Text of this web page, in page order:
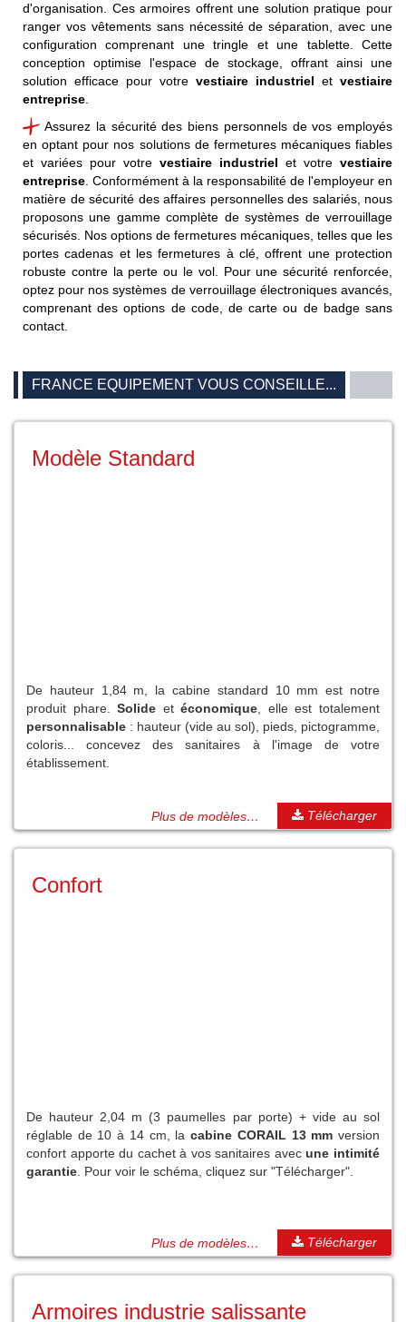
d'organisation. Ces armoires offrent une solution pratique pour
ranger vos vêtements sans nécessité de séparation, avec une
configuration comprenant une tringle et une tablette. Cette
conception optimise l'espace de stockage, offrant ainsi une
solution efficace pour votre vestiaire industriel et vestiaire
entreprise
Assurez la sécurité des biens personnels de vos employés
en optant pour nos solutions de fermetures mécaniques fiables
et variées pour votre vestiaire industriel et votre vestiaire
entreprise . Conformément à la responsabilité de l'employeur en
matière de sécurité des affaires personnelles des salariés, nous
proposons une gamme complète de systèmes de verrouillage
sécurisés. Nos options de fermetures mécaniques, telles que les
portes cadenas et les fermetures à clé, offrent une protection
robuste contre la perte ou le vol. Pour une sécurité renforcée,
optez pour nos systèmes de verrouillage électroniques avancés,
comprenant des options de code, de carte ou de badge sans
contact
FRANCE EQUIPEMENT VOUS CONSEILLE...
Modèle Standard
De hauteur 1,84 m, la cabine standard 10 mm est notre
produit phare.Solide etéconomique , elle est totalement
personnalisable : hauteur (vide au sol), pieds, pictogramme,
coloris... concevez des sanitaires à l'image de votre
établissement.
Plus de modèles… Télécharger
Confort
De hauteur 2,04 m (3 paumelles par porte) + vide au sol
réglable de 10 à 14 cm, lacabine CORAIL 13 mm version
confort apporte du cachet à vos sanitaires avecune intimité
garantie . Pour voir le schéma, cliquez sur "Télécharger".
Plus de modèles… Télécharger
Armoires industrie salissante